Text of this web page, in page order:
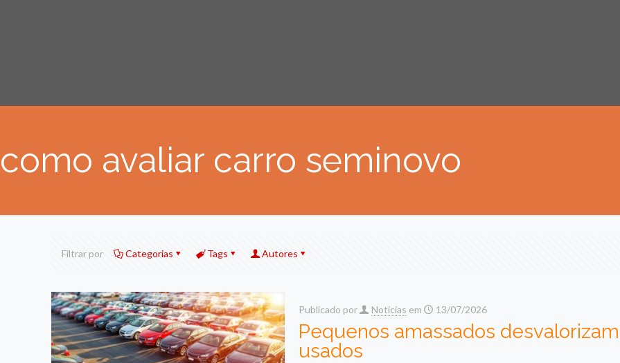
como avaliar carro seminovo
Filtrar por Categorias Tags Autores
Publicado por Noticias em 13/07/2026
Pequenos amassados
usados